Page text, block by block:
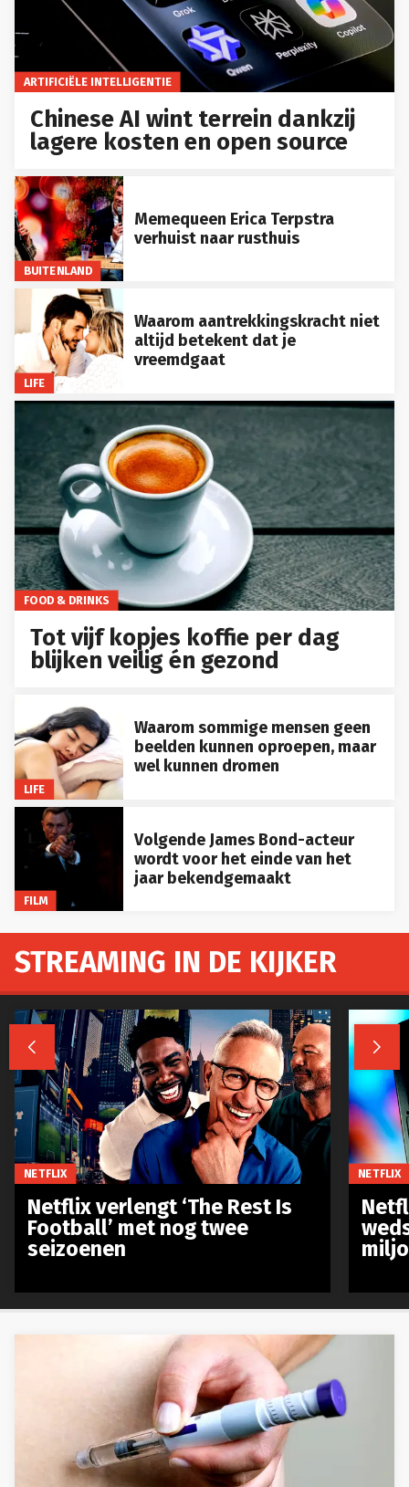
ARTIFICIËLE INTELLIGENTIE
Chinese AI wint terrein dankzij
lagere kosten en open source
BUITENLAND
Memequeen Erica Terpstra
verhuist naar rusthuis
LIFE
Waarom aantrekkingskracht niet
altijd betekent dat je
vreemdgaat
FOOD & DRINKS
Tot vijf kopjes koffie per dag
blijken veilig én gezond
LIFE
Waarom sommige mensen geen
beelden kunnen oproepen, maar
wel kunnen dromen
FILM
Volgende James Bond-acteur
wordt voor het einde van het
jaar bekendgemaakt
STREAMING IN DE KIJKER
 
NETFLIX
Netflix verlengt ‘The Rest Is
Football’ met nog twee
seizoenen
NETFLIX